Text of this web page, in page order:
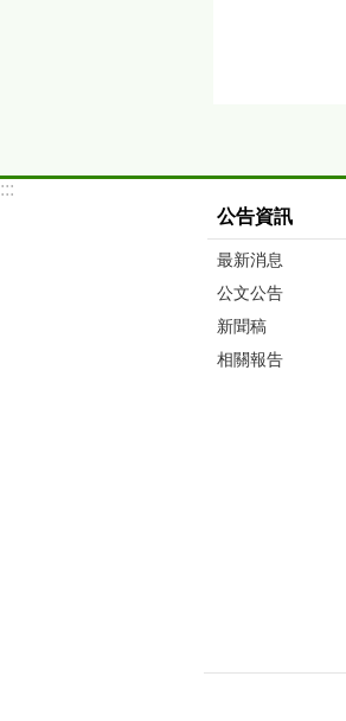
:::
公告資訊
最新消息
公文公告
新聞稿
相關報告